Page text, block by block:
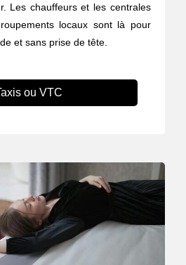
Les chauffeurs et les centrales
locaux sont là pour
et sans prise de tête.
ou VTC